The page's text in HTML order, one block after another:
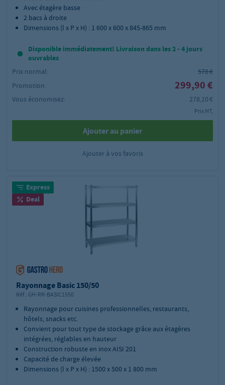
Avec étagère basse
2 bacs à droite
Dimensions (l x P x H) : 1 600 x 600 x 845-865 mm
Disponible immédiatement! Livraison dans les 2 - 4 jours
ouvrables
Prix normal:
578 €
Promotion:
299,90 €
Vous économisez: 278,10 €
Prix HT,
Ajouter au panier
Ajouter à vos favoris
Express
Deal
Rayonnage Basic 150/50
Réf.: GH-RR-BASIC1550
Rayonnage pour cuisines professionnelles, restaurants,
hôtels, snacks etc.
Convient pour tout type de stockage grâce aux étagères
intégrées, réglables en hauteur
Construction robuste en inox AISI 201
Capacité de charge élevée
Dimensions (l x P x H) : 1500 x 500 x 1 800 mm